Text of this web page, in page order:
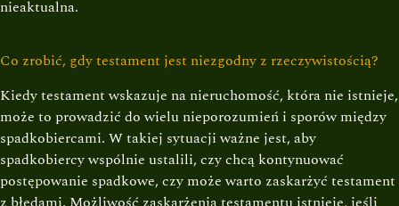
nieaktualna.
Co zrobić, gdy testament jest niezgodny z rzeczywistością?
Kiedy testament wskazuje na nieruchomość, która nie istnieje,
może to prowadzić do wielu nieporozumień i sporów między
spadkobiercami. W takiej sytuacji ważne jest, aby
spadkobiercy wspólnie ustalili, czy chcą kontynuować
postępowanie spadkowe, czy może warto zaskarżyć testament